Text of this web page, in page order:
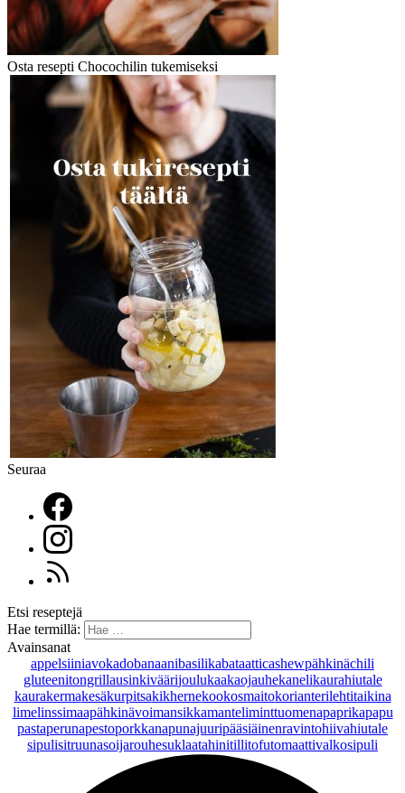
Osta resepti Chocochilin tukemiseksi
Seuraa
Etsi reseptejä
Hae termillä:
Avainsanat
appelsiiniavokadobanaanibasilikabataatticashewpähkinächili
gluteenitongrillausinkiväärijoulukaakaojauhekanelikaurahiutale
kaurakermakesäkurpitsakikhernekookosmaitokorianterilehtitaikina
limelinssimaapähkinävoimansikkamanteliminttuomenapaprikapapu
pastaperunapestoporkkanapunajuuripääsiäinenravintohiivahiutale
sipulisitruunasoijarouhesuklaatahinitillitofutomaattivalkosipuli